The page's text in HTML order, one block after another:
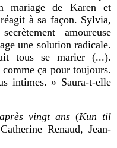
mariage de Karen et
à sa façon. Sylvia,
amoureuse
une solution radicale.
tous se marier (...).
comme ça pour toujours.
intimes. » Saura-t-elle
vingt ans(Kun til
Renaud, Jean-